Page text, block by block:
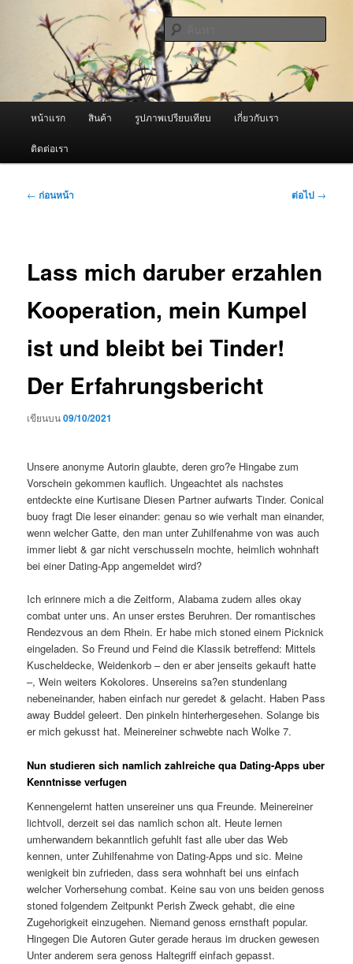
ผู้นำเข้าเครื่องพ่นหมอกควัน Best
Fogger / Fogger One และ อะไหล่
จำหน่ายเครื่องพ่นหมอกควัน คุณภาพดี บริการด้วยความจริงใจ
หน้าแรก สินค้า รูปภาพเปรียบเทียบ เกี่ยวกับเรา
ติดต่อเรา
เมนู
← ก่อนหน้า ต่อไป →
Lass mich daruber erzahlen
Kooperation, mein Kumpel
ist und bleibt bei Tinder!
Der Erfahrungsbericht
เขียนบน09/10/2021
Unsere anonyme Autorin glaubte, deren gro?e Hingabe zum
Vorschein gekommen kauflich. Ungeachtet als nachstes
entdeckte eine Kurtisane Diesen Partner aufwarts Tinder. Conical
buoy fragt Die leser einander: genau so wie verhalt man einander,
wenn welcher Gatte, den man unter Zuhilfenahme von was auch
immer liebt & gar nicht verschusseln mochte, heimlich wohnhaft
bei einer Dating-App angemeldet wird?
Ich erinnere mich a die Zeitform, Alabama zudem alles okay
combat unter uns. An unser erstes Beruhren. Der romantisches
Rendezvous an dem Rhein. Er habe mich stoned einem Picknick
eingeladen. So Freund und Feind die Klassik betreffend: Mittels
Kuscheldecke, Weidenkorb – den er aber jenseits gekauft hatte
–, Wein weiters Kokolores. Unsereins sa?en stundenlang
nebeneinander, haben einfach nur geredet & gelacht. Haben Pass
away Buddel geleert. Den pinkeln hinterhergesehen. Solange bis
er mich gekusst hat. Meinereiner schwebte nach Wolke 7.
Nun studieren sich namlich zahlreiche qua Dating-Apps uber
Kenntnisse verfugen
Kennengelernt hatten unsereiner uns qua Freunde. Meinereiner
lichtvoll, derzeit sei das namlich schon alt. Heute lernen
umherwandern bekanntlich gefuhlt fast alle uber das Web
kennen, unter Zuhilfenahme von Dating-Apps und sic. Meine
wenigkeit bin zufrieden, dass sera wohnhaft bei uns einfach
welcher Vorhersehung combat. Keine sau von uns beiden genoss
stoned folgendem Zeitpunkt Perish Zweck gehabt, die eine
Zugehorigkeit einzugehen. Niemand genoss ernsthaft popular.
Hingegen Die Autoren Guter gerade heraus im drucken gewesen
Unter anderem sera genoss Haltegriff einfach gepasst.